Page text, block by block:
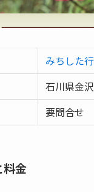
みちした
石川県金
要問合せ
料金